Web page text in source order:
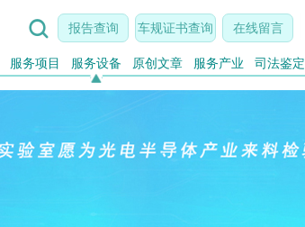
在线留言
车规证书查询
报告查询

服务项目 服务设备 原创文章 服务产业 司法鉴定